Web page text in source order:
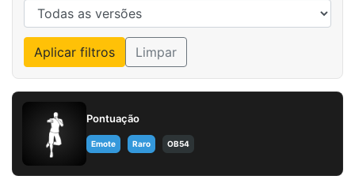
Aplicar filtros Limpar
Pontuação
Emote Raro OB54